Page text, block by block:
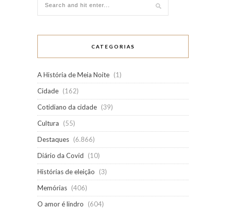
CATEGORIAS
A História de Meia Noite (1)
Cidade (162)
Cotidiano da cidade (39)
Cultura
(55)
Destaques (6.866)
Diário da Covid
(10)
Histórias de eleição
(3)
Memórias (406)
O amor é lindro
(604)